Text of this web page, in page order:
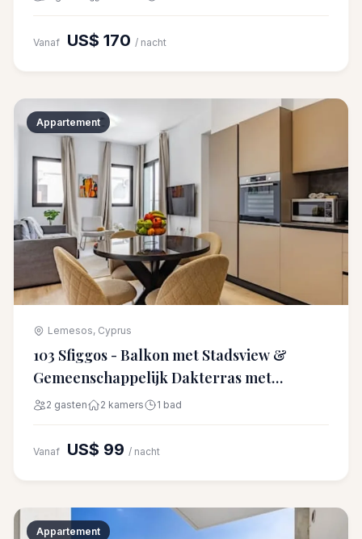
Vanaf US$ 170 / nacht
Appartement
Lemesos, Cyprus
103 Sfiggos - Balkon met Stadsview &
Gemeenschappelijk Dakterras met
Zwembad
2 gasten 2 kamers 1 bad
Vanaf US$ 99 / nacht
Appartement